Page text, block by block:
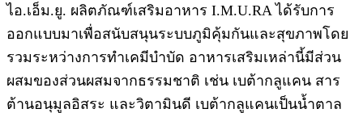
ไอ.เอ็ม.ยู. ผลิตภัณฑ์เสริมอาหาร I.M.U.RA ได้รับการ
ออกแบบมาเพื่อสนับสนุนระบบภูมิคุ้มกันและสุขภาพโดย
รวมระหว่างการทำเคมีบำบัด อาหารเสริมเหล่านี้มีส่วน
ผสมของส่วนผสมจากธรรมชาติ เช่น เบต้ากลูแคน สาร
ต้านอนุมูลอิสระ และวิตามินดี เบต้ากลูแคนเป็นน้ำตาล